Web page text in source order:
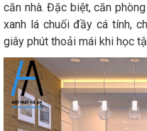
căn nhà. Đặc biệt, căn
xanh lá chuối đầy cá tính,
giây phút thoải mái khi học